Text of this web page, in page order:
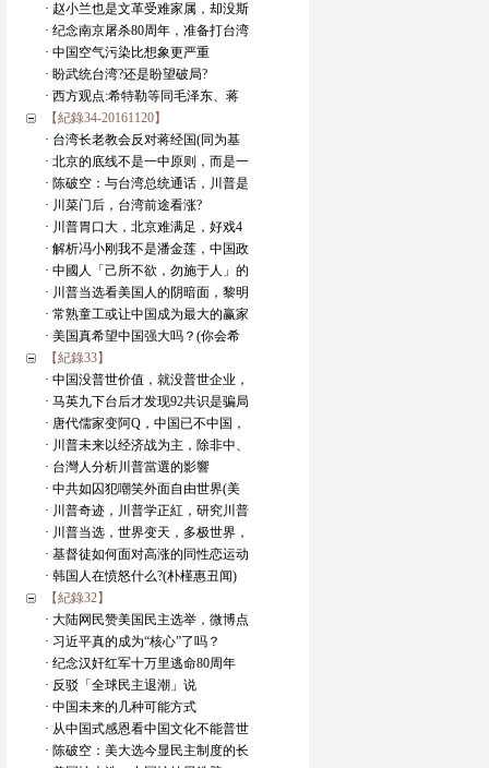
· 赵小兰也是文革受难家属，却没斯
· 纪念南京屠杀80周年，准备打台湾
· 中国空气污染比想象更严重
· 盼武统台湾?还是盼望破局?
· 西方观点:希特勒等同毛泽东、蒋
【紀錄34-20161120】
· 台湾长老教会反对蒋经国(同为基
· 北京的底线不是一中原则，而是一
· 陈破空：与台湾总统通话，川普是
· 川菜门后，台湾前途看涨?
· 川普胃口大，北京难满足，好戏4
· 解析冯小刚我不是潘金莲，中国政
· 中國人「己所不欲，勿施于人」的
· 川普当选看美国人的阴暗面，黎明
· 常熟童工或让中国成为最大的赢家
· 美国真希望中国强大吗？(你会希
【紀錄33】
· 中国没普世价值，就没普世企业，
· 马英九下台后才发现92共识是骗局
· 唐代儒家变阿Q，中国已不中国，
· 川普未来以经济战为主，除非中、
· 台灣人分析川普當選的影響
· 中共如囚犯嘲笑外面自由世界(美
· 川普奇迹，川普学正紅，研究川普
· 川普当选，世界变天，多极世界，
· 基督徒如何面对高涨的同性恋运动
· 韩国人在愤怒什么?(朴槿惠丑闻)
【紀錄32】
· 大陆网民赞美国民主选举，微博点
· 习近平真的成为“核心”了吗？
· 纪念汉奸红军十万里逃命80周年
· 反驳「全球民主退潮」说
· 中国未来的几种可能方式
· 从中国式感恩看中国文化不能普世
· 陈破空：美大选今显民主制度的长